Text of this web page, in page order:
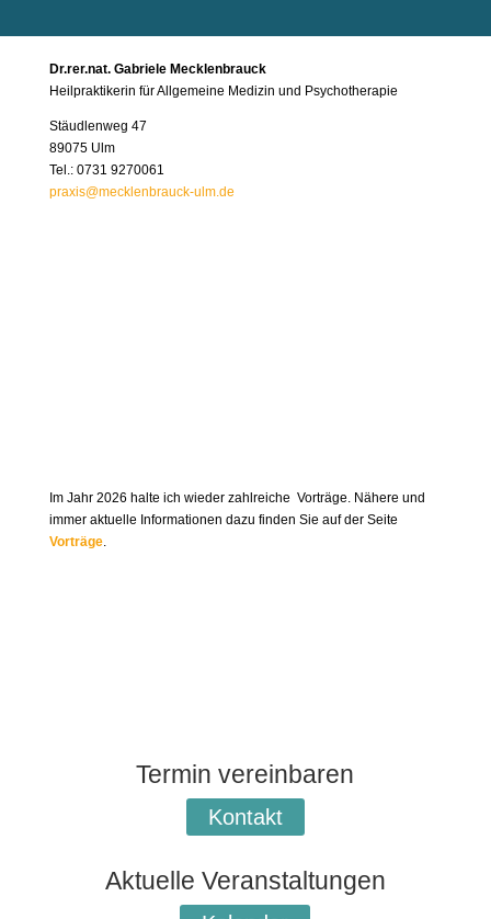
Dr.rer.nat. Gabriele Mecklenbrauck
Heilpraktikerin für Allgemeine Medizin und Psychotherapie
Stäudlenweg 47
89075 Ulm
Tel.: 0731 9270061
praxis@mecklenbrauck-ulm.de
Im Jahr 2026 halte ich wieder zahlreiche Vorträge. Nähere und
immer aktuelle Informationen dazu finden Sie auf der Seite
Vorträge.
Termin vereinbaren
Kontakt
Aktuelle Veranstaltungen